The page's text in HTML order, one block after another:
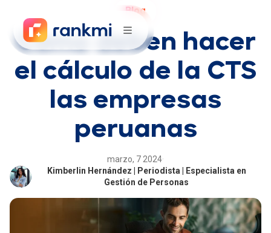
Blog
Cómo deben hacer
el cálculo de la CTS
las empresas
peruanas
marzo, 7 2024·
Kimberlin Hernández | Periodista | Especialista en
Gestión de Personas